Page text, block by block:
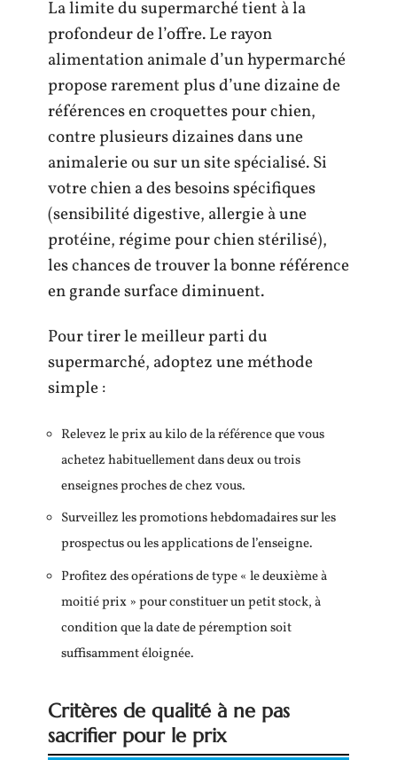
La limite du supermarché tient à la
profondeur de l’offre. Le rayon
alimentation animale d’un hypermarché
propose rarement plus d’une dizaine de
références en croquettes pour chien,
contre plusieurs dizaines dans une
animalerie ou sur un site spécialisé. Si
votre chien a des besoins spécifiques
(sensibilité digestive, allergie à une
protéine, régime pour chien stérilisé),
les chances de trouver la bonne référence
en grande surface diminuent.
Pour tirer le meilleur parti du
supermarché, adoptez une méthode
simple :
Relevez le prix au kilo de la référence que vous
achetez habituellement dans deux ou trois
enseignes proches de chez vous.
Surveillez les promotions hebdomadaires sur les
prospectus ou les applications de l’enseigne.
Profitez des opérations de type « le deuxième à
moitié prix » pour constituer un petit stock, à
condition que la date de péremption soit
suffisamment éloignée.
Critères de qualité à ne pas
sacrifier pour le prix